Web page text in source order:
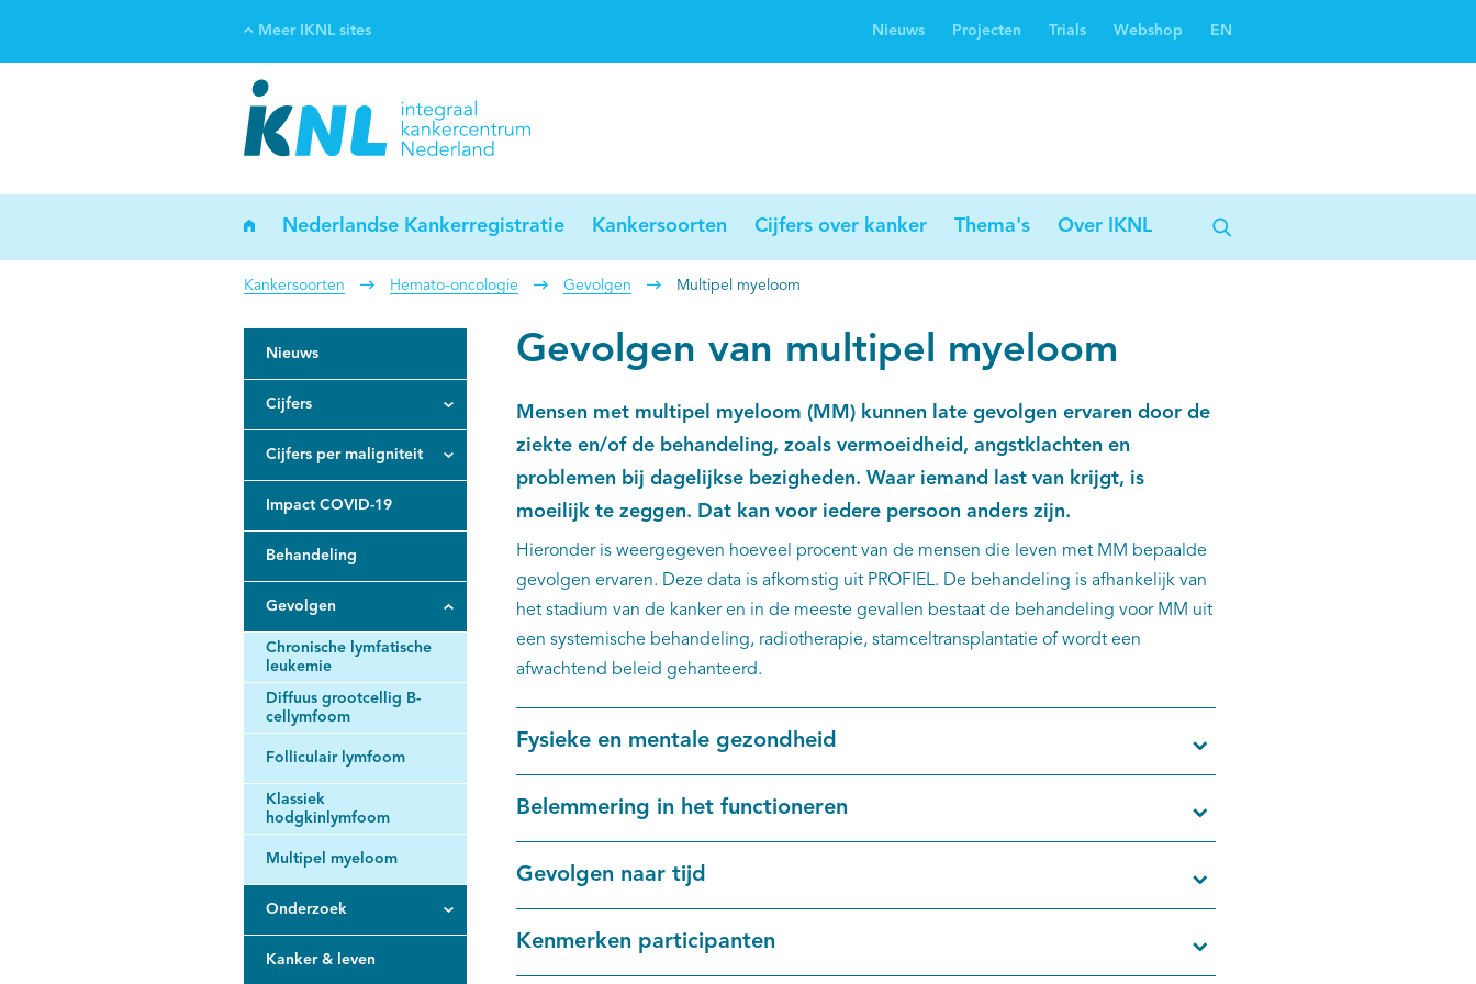
kanker
Meer IKNL sites Nieuws Projecten Trials Webshop EN
Nederlandse Kankerregistratie Kankersoorten Cijfers over kanker Thema's Over IKNL
Kankersoorten Hemato-oncologie Gevolgen Multipel myeloom
Nieuws
Cijfers
Cijfers per maligniteit
Impact COVID-19
Behandeling
Gevolgen
Chronische lymfatische
leukemie
Diffuus grootcellig B-
cellymfoom
Folliculair lymfoom
Klassiek
hodgkinlymfoom
Multipel myeloom
Onderzoek
Kanker & leven
Gevolgen van multipel myeloom
Mensen met multipel myeloom (MM) kunnen late gevolgen ervaren door de
ziekte en/of de behandeling, zoals vermoeidheid, angstklachten en
problemen bij dagelijkse bezigheden. Waar iemand last van krijgt, is
moeilijk te zeggen. Dat kan voor iedere persoon anders zijn.
Hieronder is weergegeven hoeveel procent van de mensen die leven met MM bepaalde
gevolgen ervaren. Deze data is afkomstig uit PROFIEL. De behandeling is afhankelijk van
het stadium van de kanker en in de meeste gevallen bestaat de behandeling voor MM uit
een systemische behandeling, radiotherapie, stamceltransplantatie of wordt een
afwachtend beleid gehanteerd.
Fysieke en mentale gezondheid
Belemmering in het functioneren
Gevolgen naar tijd
Kenmerken participanten